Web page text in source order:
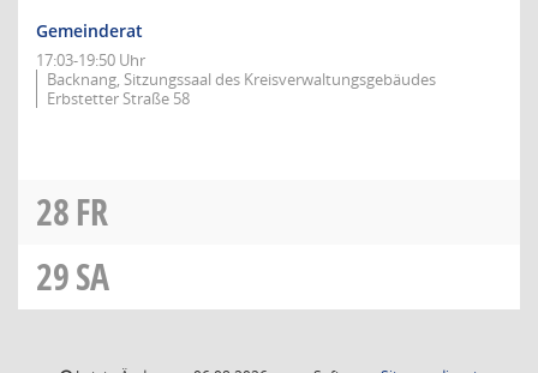
Gemeinderat
17:03-19:50 Uhr
Backnang, Sitzungssaal des Kreisverwaltungsgebäudes
Erbstetter Straße 58
28FR
29SA